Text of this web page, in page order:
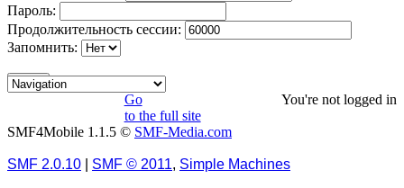
Пароль:
Продолжительность сессии:
Запомнить:
You're not logged in
Go
to the full site
SMF4Mobile 1.1.5 © SMF-Media.com
SMF 2.0.10 SMF © 2011, Simple Machines